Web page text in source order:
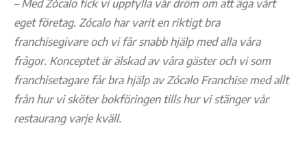
– Med Zócalo fick vi uppfylla vår dröm om att äga vårt
eget företag. Zócalo har varit en riktigt bra
franchisegivare och vi får snabb hjälp med alla våra
frågor. Konceptet är älskad av våra gäster och vi som
franchisetagare får bra hjälp av Zócalo Franchise med allt
från hur vi sköter bokföringen tills hur vi stänger vår
restaurang varje kväll.